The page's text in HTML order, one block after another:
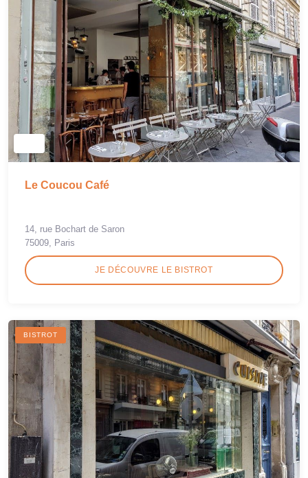
Le Coucou Café
14, rue Bochart de Saron
75009, Paris
JE DÉCOUVRE LE BISTROT
BISTROT